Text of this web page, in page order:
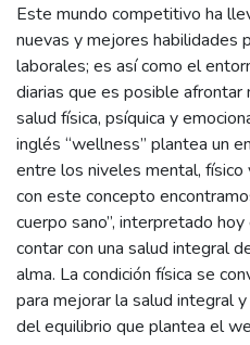
Este mundo competitivo ha
nuevas y mejores habilidades
laborales; es así como el
diarias que es posible
salud física, psíquica y
inglés “wellness” plantea un
entre los niveles mental, físico
con este concepto
cuerpo sano”, interpretado
contar con una salud integral
alma. La condición física se
para mejorar la salud integral
del equilibrio que plantea el